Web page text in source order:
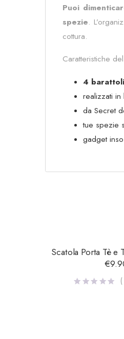
Puoi
spezie.
cottura.
Caratteristiche
4
realizzati
da Secret
tue spezie
gadget
Scatola Porta Tè e
€
(